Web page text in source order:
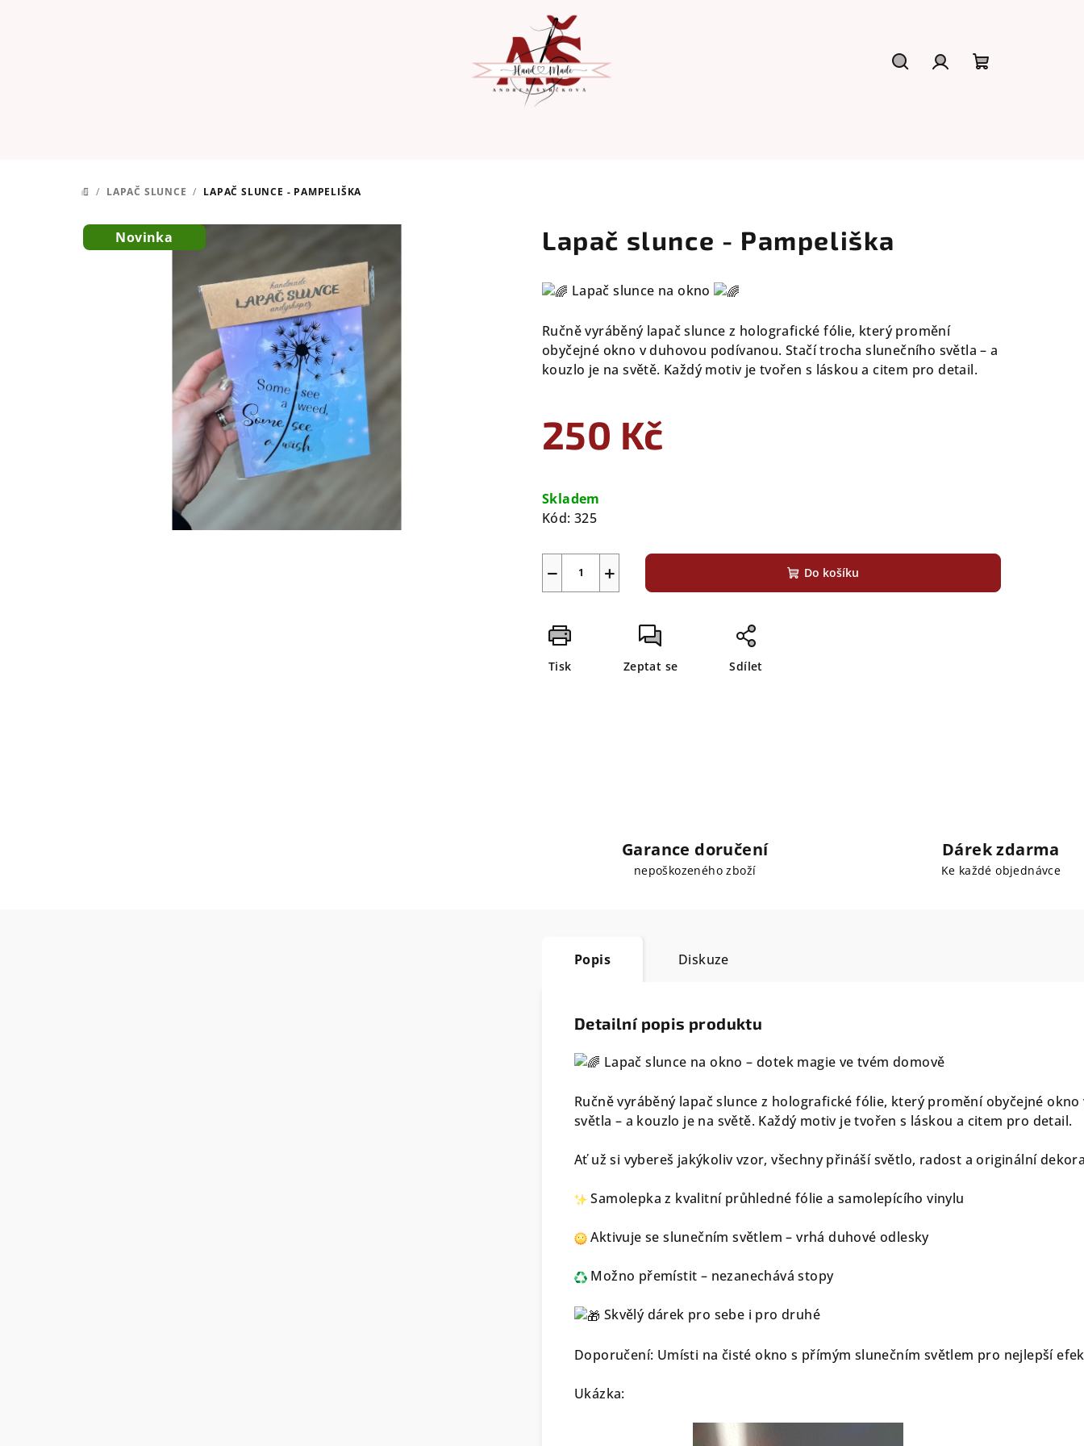
DOMŮ
/ LAPAČ SLUNCE / LAPAČ SLUNCE - PAMPELIŠKA
Lapač slunce - Pampeliška
Lapač slunce na okno
Ručně vyráběný lapač slunce z holografické fólie, který promění
obyčejné okno v duhovou podívanou. Stačí trocha slunečního světla – a
kouzlo je na světě. Každý motiv je tvořen s láskou a citem pro detail.
250 Kč
cena:
Skladem
Kód: 325
+
− Do košíku
Tisk Zeptat se Sdílet
Novinka
Garance doručení
nepoškozeného zboží
Dárek zdarma
Ke každé objednávce
Popis Diskuze
Detailní popis produktu
Lapač slunce na okno – dotek magie ve tvém domově
Ručně vyráběný lapač slunce z holografické fólie, který promění obyčejné
světla – a kouzlo je na světě. Každý motiv je tvořen s láskou a citem pro detail.
Ať už si vybereš jakýkoliv vzor, všechny přináší světlo, radost a originální
Samolepka z kvalitní průhledné fólie a samolepícího vinylu
Aktivuje se slunečním světlem – vrhá duhové odlesky
Možno přemístit – nezanechává stopy
Skvělý dárek pro sebe i pro druhé
Doporučení: Umísti na čisté okno s přímým slunečním světlem pro nejlepší
Ukázka: